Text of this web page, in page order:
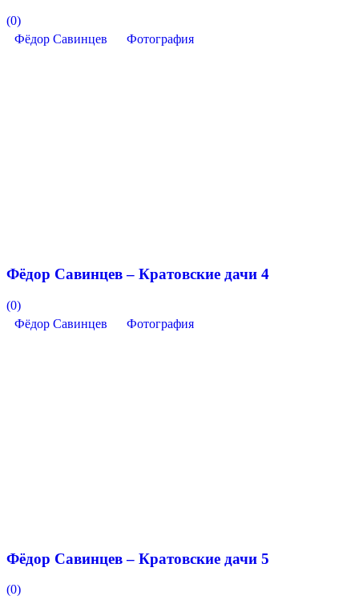
(0)
Фёдор Савинцев
Фотография
Фёдор Савинцев – Кратовские дачи 4
(0)
Фёдор Савинцев
Фотография
Фёдор Савинцев – Кратовские дачи 5
(0)